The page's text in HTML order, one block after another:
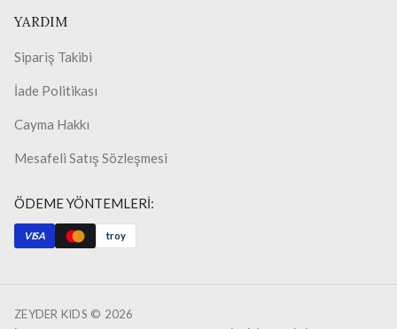
YARDIM
Sipariş Takibi
İade Politikası
Cayma Hakkı
Mesafeli Satış Sözleşmesi
ÖDEME YÖNTEMLERİ:
VISA troy
ZEYDER KIDS © 2026